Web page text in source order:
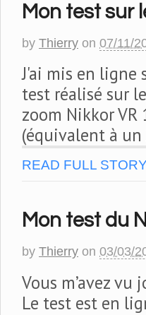
Mon test sur
by Thierry on 07/11/
J'ai mis en ligne
test réalisé sur
zoom Nikkor
(équivalent à un
READ FULL STORY
Mon test du
by Thierry on 03/03/
Vous m’avez
Le test est en